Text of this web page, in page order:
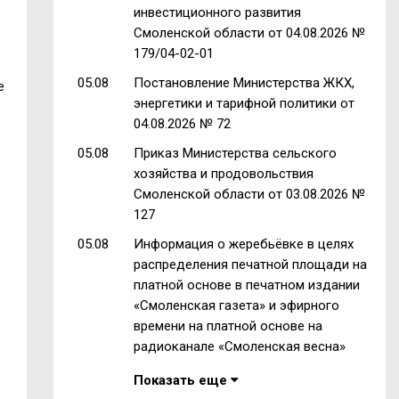
инвестиционного развития
Смоленской области от 04.08.2026 №
179/04-02-01
05.08
Постановление Министерства ЖКХ,
энергетики и тарифной политики от
04.08.2026 № 72
05.08
Приказ Министерства сельского
хозяйства и продовольствия
Смоленской области от 03.08.2026 №
127
05.08
Информация о жеребьёвке в целях
распределения печатной площади на
платной основе в печатном издании
«Смоленская газета» и эфирного
времени на платной основе на
радиоканале «Смоленская весна»
Показать еще